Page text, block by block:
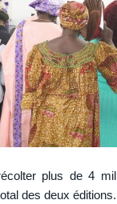
plus de 4
des deux éditions.